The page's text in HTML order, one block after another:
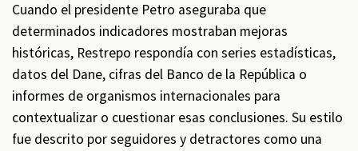
Cuando el presidente Petro aseguraba que
determinados indicadores mostraban mejoras
históricas, Restrepo respondía con series estadísticas,
datos del Dane, cifras del Banco de la República o
informes de organismos internacionales para
contextualizar o cuestionar esas conclusiones. Su estilo
fue descrito por seguidores y detractores como una